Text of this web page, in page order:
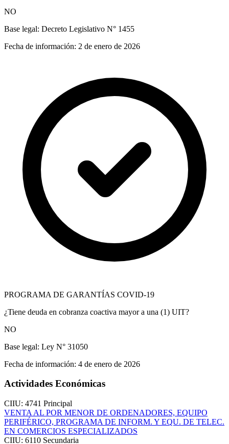
NO
Base legal: Decreto Legislativo N° 1455
Fecha de información: 2 de enero de 2026
PROGRAMA DE GARANTÍAS COVID-19
¿Tiene deuda en cobranza coactiva mayor a una (1) UIT?
NO
Base legal: Ley N° 31050
Fecha de información: 4 de enero de 2026
Actividades Económicas
CIIU: 4741 Principal
VENTA AL POR MENOR DE ORDENADORES, EQUIPO
PERIFÉRICO, PROGRAMA DE INFORM. Y EQU. DE TELEC.
EN COMERCIOS ESPECIALIZADOS
CIIU: 6110 Secundaria